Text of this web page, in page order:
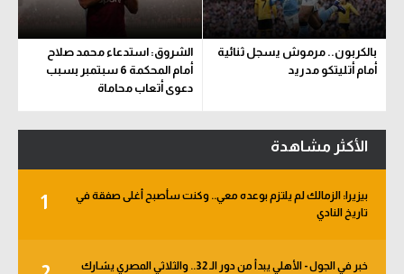
بالكربون.. مرموش يسجل ثنائية
أمام أتليتكو مدريد
الشروق: استدعاء محمد صلاح
أمام المحكمة 6 سبتمبر بسبب
دعوى أتعاب محاماة
الأكثر مشاهدة
1
بيزيرا: الزمالك لم يلتزم بوعده معي.. وكنت سأصبح أغلى صفقة في
تاريخ النادي
خبر في الجول - الأهلي يبدأ من دور الـ 32.. والثلاثي المصري يشارك